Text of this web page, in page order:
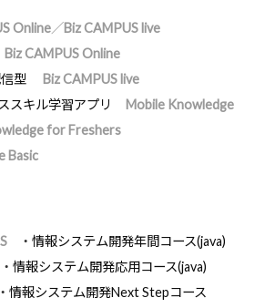
Online／Biz CAMPUS live
Biz CAMPUS Online
型
Biz CAMPUS live
スキル学習アプリ
Mobile Knowledge
for Freshers
Basic
情報システム開発年間コース(java)
情報システム開発応用コース(java)
情報システム開発Next Stepコース